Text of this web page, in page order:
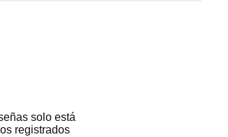
solo está
registrados